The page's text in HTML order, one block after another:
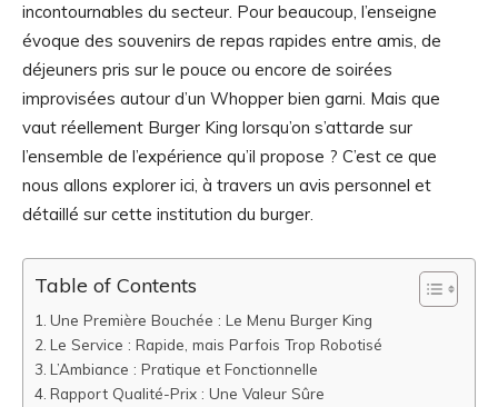
incontournables du secteur. Pour beaucoup, l’enseigne
évoque des souvenirs de repas rapides entre amis, de
déjeuners pris sur le pouce ou encore de soirées
improvisées autour d’un Whopper bien garni. Mais que
vaut réellement Burger King lorsqu’on s’attarde sur
l’ensemble de l’expérience qu’il propose ? C’est ce que
nous allons explorer ici, à travers un avis personnel et
détaillé sur cette institution du burger.
Table of Contents
Une Première Bouchée : Le Menu Burger King
Le Service : Rapide, mais Parfois Trop Robotisé
L’Ambiance : Pratique et Fonctionnelle
Rapport Qualité-Prix : Une Valeur Sûre